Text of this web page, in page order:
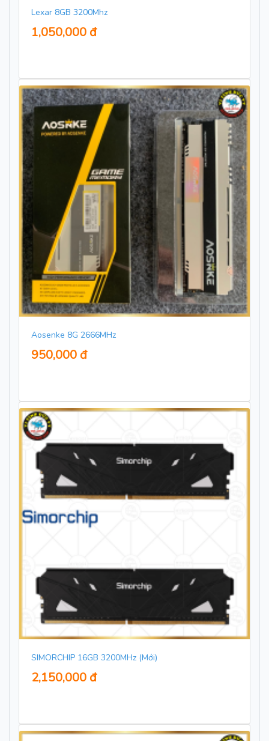
Lexar 8GB 3200Mhz
1,050,000 đ
Aosenke 8G 2666MHz
950,000 đ
SIMORCHIP 16GB 3200MHz (Mới)
2,150,000 đ